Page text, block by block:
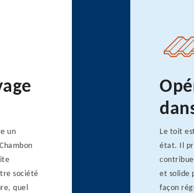
un
société
quel
Le toit
état. Il
et solide
façon